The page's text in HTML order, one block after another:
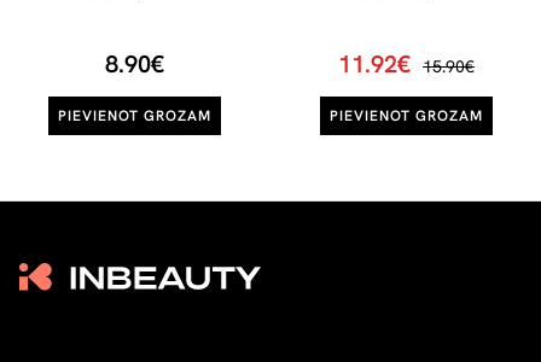
8.90€
PIEVIENOT GROZAM
11.92€ 15.90€
PIEVIENOT GROZAM